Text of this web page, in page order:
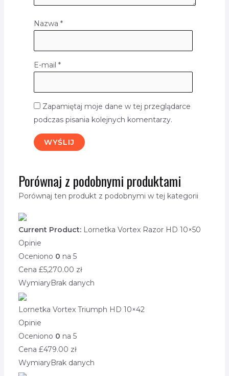
Nazwa *
E-mail *
Zapamiętaj moje dane w tej przeglądarce
podczas pisania kolejnych komentarzy.
Porównaj z podobnymi produktami
Porównaj ten produkt z podobnymi w tej kategorii
Current Product: Lornetka Vortex Razor HD 10×50
Opinie
Oceniono 0 na 5
Cena £5,270.00 zł
WymiaryBrak danych
Lornetka Vortex Triumph HD 10×42
Opinie
Oceniono 0 na 5
Cena £479.00 zł
WymiaryBrak danych